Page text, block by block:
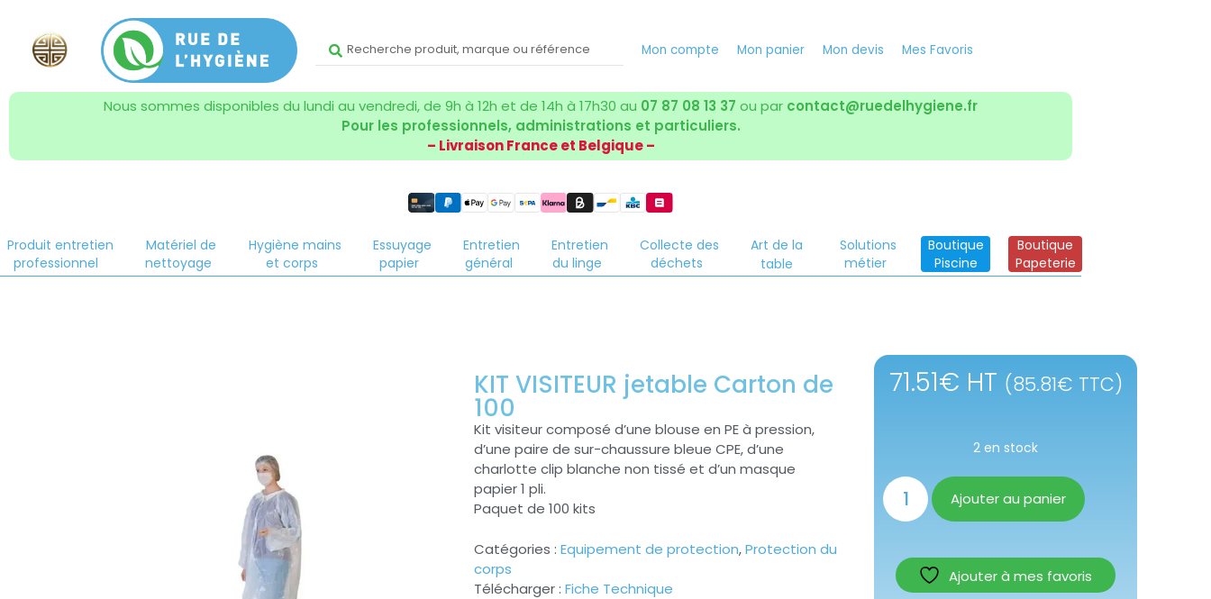
Mon compte Mon panier Mon devis Mes Favoris
Nous sommes disponibles du lundi au vendredi, de 9h à 12h et de 14h à 17h30 au 07 87 08 13 37 ou par contact@ruedelhygiene.fr
Pour les professionnels, administrations et particuliers.
– Livraison France et Belgique –
Produit entretien
professionnel
Matériel de
nettoyage
Hygiène mains
et corps
Essuyage
papier
Entretien
général
Entretien
du linge
Collecte des
déchets
Art de la
table
Solutions
métier
Boutique
Piscine
Boutique
Papeterie
KIT VISITEUR jetable Carton de
100
Kit visiteur composé d’une blouse en PE à pression,
d’une paire de sur-chaussure bleue CPE, d’une
charlotte clip blanche non tissé et d’un masque
papier 1 pli.
Paquet de 100 kits
Catégories : Equipement de protection,Protection du
corps
Télécharger : Fiche Technique
71.51€ HT (85.81€ TTC)
2 en stock
Ajouter au panier
Ajouter à mes favoris